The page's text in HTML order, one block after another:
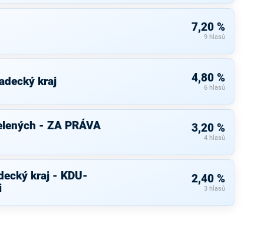
7,20 %
9 hlasů
kraj 4,80 %
6 hlasů
- ZA PRÁVA 3,20 %
4 hlasů
kraj - KDU-
2,40 %
3 hlasů